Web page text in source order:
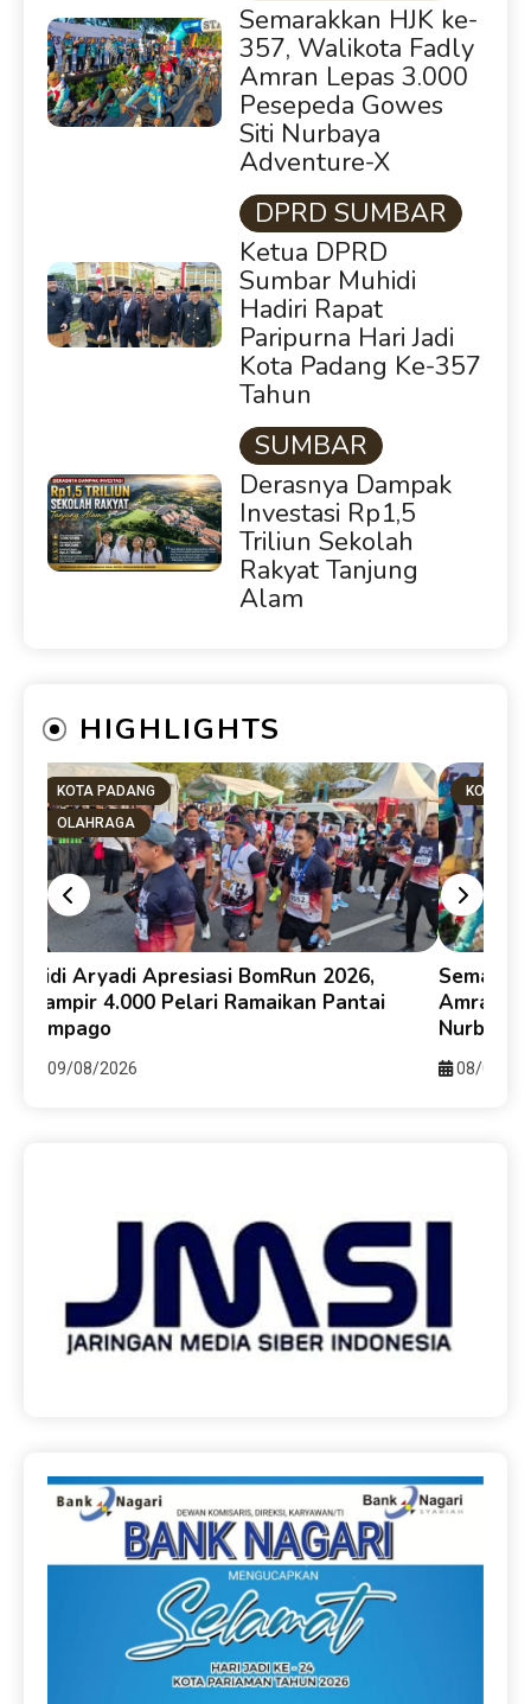
Semarakkan HJK ke-
357, Walikota Fadly
Amran Lepas 3.000
Pesepeda Gowes
Siti Nurbaya
Adventure-X
DPRD SUMBAR
Ketua DPRD
Sumbar Muhidi
Hadiri Rapat
Paripurna Hari Jadi
Kota Padang Ke-357
Tahun
SUMBAR
Derasnya Dampak
Investasi Rp1,5
Triliun Sekolah
Rakyat Tanjung
Alam
HIGHLIGHTS
KOTA PADANG
Semarakkan HJK ke-357, Walikota Fadly
Amran Lepas 3.000 Pesepeda Gowes Siti
Nurbaya Adventure-X
08/08/2026
DPRD
Ketua
Paripurna
Tahun
08/08/2026